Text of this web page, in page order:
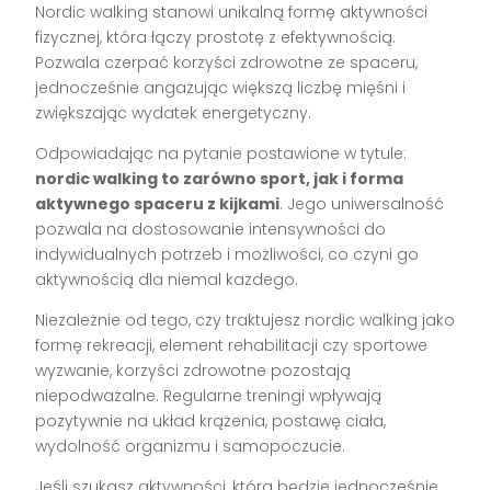
Nordic walking stanowi unikalną formę aktywności
fizycznej, która łączy prostotę z efektywnością.
Pozwala czerpać korzyści zdrowotne ze spaceru,
jednocześnie angażując większą liczbę mięśni i
zwiększając wydatek energetyczny.
Odpowiadając na pytanie postawione w tytule:
nordic walking to zarówno sport, jak i forma
aktywnego spaceru z kijkami. Jego uniwersalność
pozwala na dostosowanie intensywności do
indywidualnych potrzeb i możliwości, co czyni go
aktywnością dla niemal każdego.
Niezależnie od tego, czy traktujesz nordic walking jako
formę rekreacji, element rehabilitacji czy sportowe
wyzwanie, korzyści zdrowotne pozostają
niepodważalne. Regularne treningi wpływają
pozytywnie na układ krążenia, postawę ciała,
wydolność organizmu i samopoczucie.